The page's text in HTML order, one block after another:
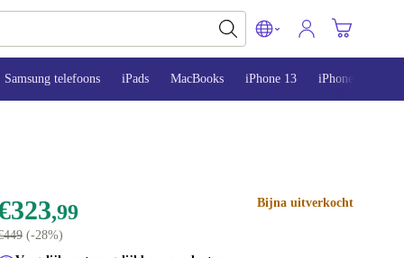
Samsung telefoons iPads MacBooks iPhone 13 iPhone 14
,99
(-28%)
Bijna uitverkocht